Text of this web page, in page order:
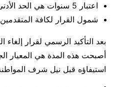
اعتبار 5 سنوات هي الحد الأدنى لضمان الاندماج.
شمول القرار لكافة
بعد التأكيد الرسمي لقرار إلغاء
أصبحت هذه المدة هي المعيار
استيفاؤه قبل نيل شرف